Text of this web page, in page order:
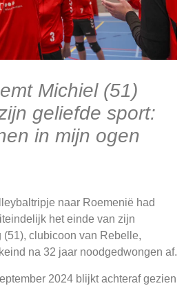
Michiel (51)
geliefde sport:
in mijn ogen
naar Roemenië had
het einde van zijn
clubicoon van Rebelle,
na 32 jaar noodgedwongen af.
2024 blijkt achteraf gezien